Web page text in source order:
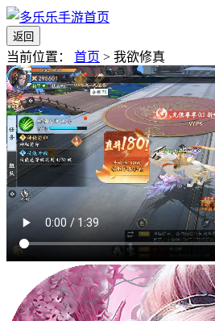
返回
当前位置： 首页 > 我欲修真